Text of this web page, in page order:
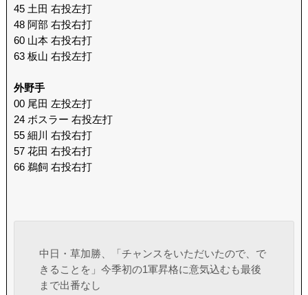
45 土田 右投左打
48 阿部 右投右打
60 山本 右投右打
63 板山 右投左打
外野手
00 尾田 左投左打
24 ボスラー 右投左打
55 細川 右投右打
57 花田 右投右打
66 鵜飼 右投右打
中日・草加勝、「チャンスをいただいたので、で
きることを」今季初の1軍昇格に意気込むも最後
まで出番なし